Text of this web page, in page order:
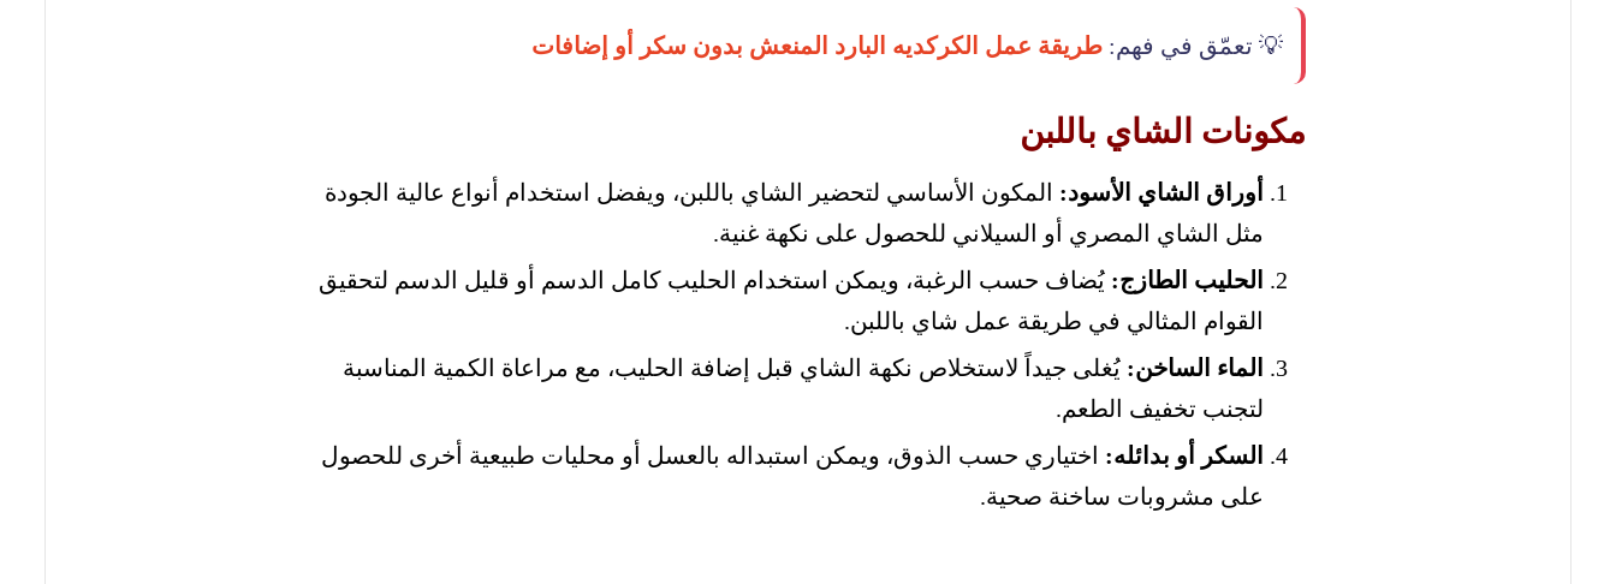
💡 تعمّق في فهم:طريقة عمل الكركديه البارد المنعش بدون سكر أو إضافات
مكونات الشاي باللبن
أوراق الشاي الأسود: المكون الأساسي لتحضير الشاي باللبن، ويفضل استخدام أنواع عالية الجودة
مثل الشاي المصري أو السيلاني للحصول على نكهة غنية.
الحليب الطازج: يُضاف حسب الرغبة، ويمكن استخدام الحليب كامل الدسم أو قليل الدسم لتحقيق
القوام المثالي في طريقة عمل شاي باللبن.
الماء الساخن: يُغلى جيداً لاستخلاص نكهة الشاي قبل إضافة الحليب، مع مراعاة الكمية المناسبة
لتجنب تخفيف الطعم.
السكر أو بدائله: اختياري حسب الذوق، ويمكن استبداله بالعسل أو محليات طبيعية أخرى للحصول
على مشروبات ساخنة صحية.